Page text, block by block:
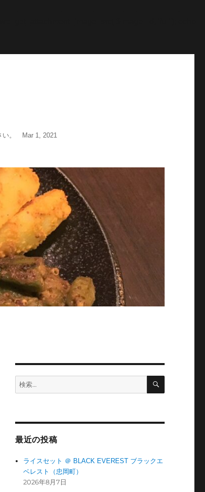
い。 Mar 1, 2021
検
索:
検
最近の投稿
ライスセット ＠ BLACK EVEREST ブラックエ
ベレスト（忠岡町）
2026年8月7日